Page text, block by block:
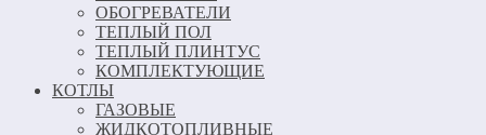
ОБОГРЕВАТЕЛИ
ТЕПЛЫЙ ПОЛ
ТЕПЛЫЙ ПЛИНТУС
КОМПЛЕКТУЮЩИЕ
КОТЛЫ
ГАЗОВЫЕ
ЖИДКОТОПЛИВНЫЕ